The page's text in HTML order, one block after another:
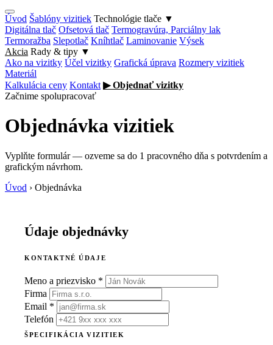
Úvod Šablóny vizitiek Technológie tlače ▼
Digitálna tlač Ofsetová tlač Termogravúra, Parciálny lak
Termoražba Slepotlač Kníhtlač Laminovanie Výsek
Akcia Rady & tipy ▼
Ako na vizitky Účel vizitky Grafická úprava Rozmery vizitiek
Materiál
Kalkulácia ceny Kontakt ▶ Objednať vizitky
Začnime spolupracovať
Objednávka vizitiek
Vyplňte formulár — ozveme sa do 1 pracovného dňa s potvrdením a
grafickým návrhom.
Úvod › Objednávka
Údaje objednávky
KONTAKTNÉ ÚDAJE
Meno a priezvisko *
Firma
Email *
Telefón
ŠPECIFIKÁCIA VIZITIEK